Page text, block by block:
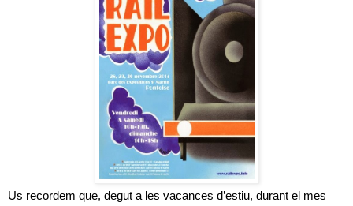
Us recordem que, degut a les vacances d’estiu, durant el mes